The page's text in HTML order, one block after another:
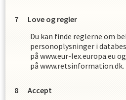
Love og regler
Du kan finde reglerne om
personoplysninger i
på www.eur-lex.europa.eu
på www.retsinformation.dk.
Accept